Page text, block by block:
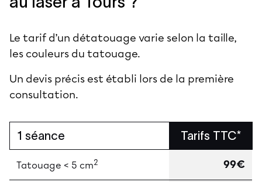
Le tarif d’un détatouage varie selon la taille,
les couleurs du tatouage.
Un devis précis est établi lors de la première
consultation.
1 séance Tarifs TTC*
Tatouage < 5 cm2 99€